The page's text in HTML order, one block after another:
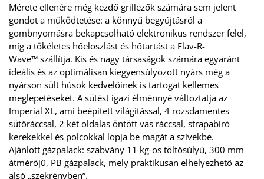
Mérete ellenére még kezdő grillezők számára sem jelent
gondot a működtetése: a könnyű begyújtásról a
gombnyomásra bekapcsolható elektronikus rendszer felel,
míg a tökéletes hőeloszlást és hőtartást a Flav-R-
Wave™ szállítja. Kis és nagy társaságok számára egyaránt
ideális és az optimálisan kiegyensúlyozott nyárs még a
nyárson sült húsok kedvelőinek is tartogat kellemes
meglepetéseket. A sütést igazi élménnyé változtatja az
Imperial XL, ami beépített világítással, 4 rozsdamentes
sütőráccsal, 2 két oldalas öntött vas ráccsal, strapabíró
kerekekkel és polcokkal lopja be magát a szívekbe.
Ajánlott gázpalack: szabvány 11 kg-os töltősúlyú, 300 mm
átmérőjű, PB gázpalack, mely praktikusan elhelyezhető az
alsó „szekrényben”.